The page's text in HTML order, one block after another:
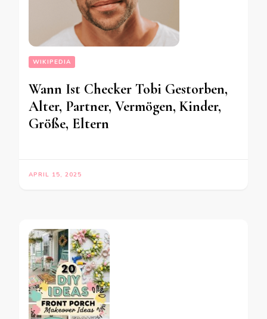
WIKIPEDIA
Wann Ist Checker Tobi Gestorben,
Alter, Partner, Vermögen, Kinder,
Größe, Eltern
APRIL 15, 2025